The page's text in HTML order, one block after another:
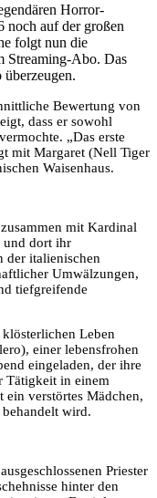
Horror-
noch auf der großen
folgt nun die
Streaming-Abo. Das
Bewertung von
dass er sowohl
„Das erste
mit Margaret (Nell Tiger
Waisenhaus.
mit Kardinal
und dort ihr
der italienischen
Umwälzungen,
tiefgreifende
Leben
einer lebensfrohen
eingeladen, der ihre
Tätigkeit in einem
verstörtes Mädchen,
wird.
Priester
hinter den